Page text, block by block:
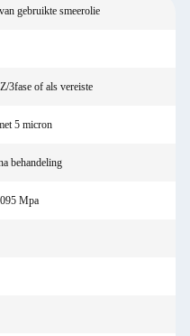
gebruikte smeerolie
3fase of als vereiste
5 micron
behandeling
Mpa